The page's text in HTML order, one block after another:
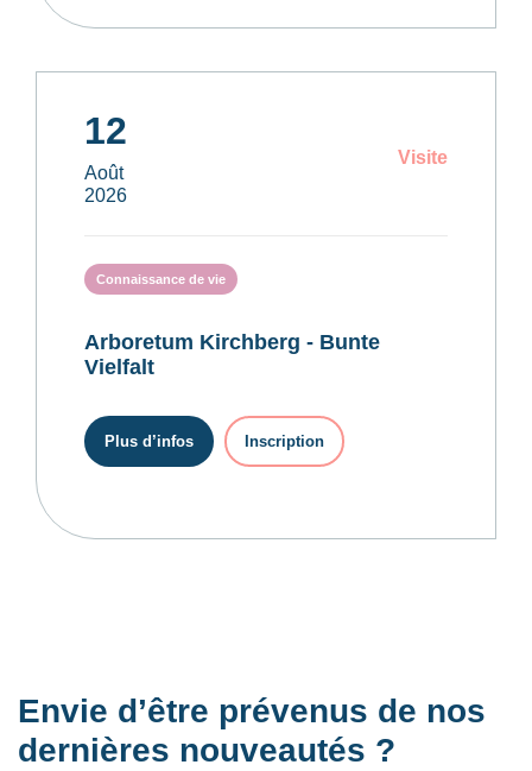
12
Août
2026
Visite
Connaissance de vie
Arboretum Kirchberg - Bunte
Vielfalt
Plus d’infos Inscription
Envie d’être prévenus de nos
dernières nouveautés ?